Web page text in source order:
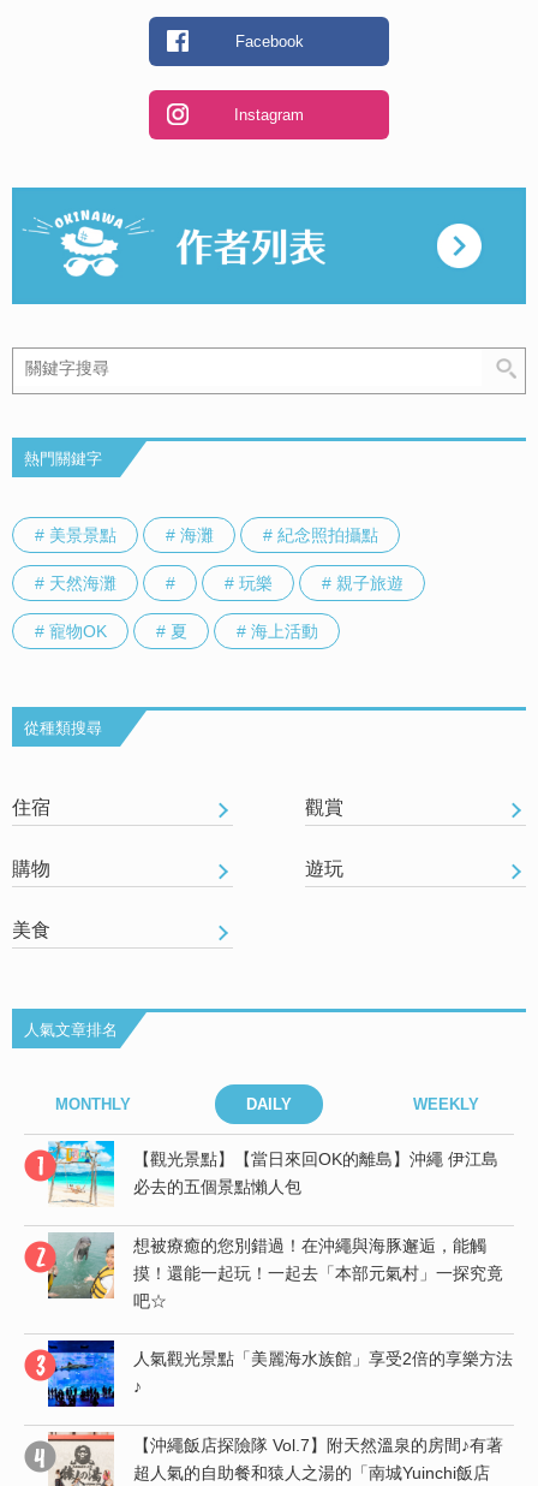
Facebook
Instagram
熱門關鍵字
# 美景景點 # 海灘 # 紀念照拍攝點
# 天然海灘 # # 玩樂 # 親子旅遊
# 寵物OK # 夏 # 海上活動
從種類搜尋
住宿 觀賞
購物 遊玩
美食
人氣文章排名
MONTHLY DAILY WEEKLY
【觀光景點】【當日來回OK的離島】沖繩 伊江島
必去的五個景點懶人包
想被療癒的您別錯過！在沖繩與海豚邂逅，能觸
摸！還能一起玩！一起去「本部元氣村」一探究竟
吧☆
人氣觀光景點「美麗海水族館」享受2倍的享樂方法
♪
【沖繩飯店探險隊 Vol.7】附天然溫泉的房間♪有著
超人氣的自助餐和猿人之湯的「南城Yuinchi飯店